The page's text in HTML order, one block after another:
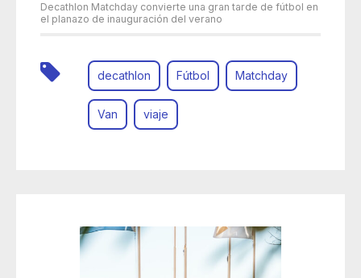
Decathlon Matchday convierte una gran tarde de fútbol en
el planazo de inauguración del verano
decathlon Fútbol Matchday
Van viaje